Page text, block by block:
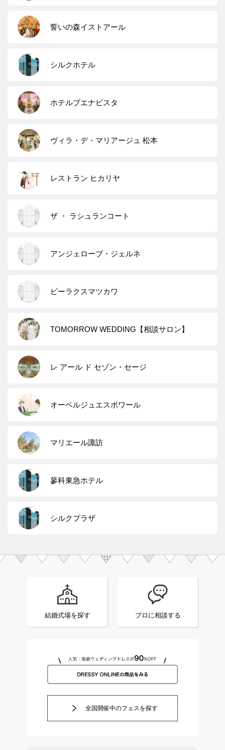
誓いの森イストアール
シルクホテル
ホテルブエナビスタ
ヴィラ・デ・マリアージュ 松本
レストラン ヒカリヤ
ザ ・ ラシュランコート
アンジェローブ・ジェルネ
ビーラクスマツカワ
TOMORROW WEDDING【相談サロン】
レ アール ド セゾン・セージ
オーベルジュエスポワール
マリエール諏訪
蓼科東急ホテル
シルクプラザ
結婚式場を探す プロに相談する
全国開催中のフェスを探す